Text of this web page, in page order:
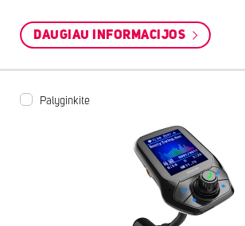
DAUGIAU INFORMACIJOS
Palyginkite